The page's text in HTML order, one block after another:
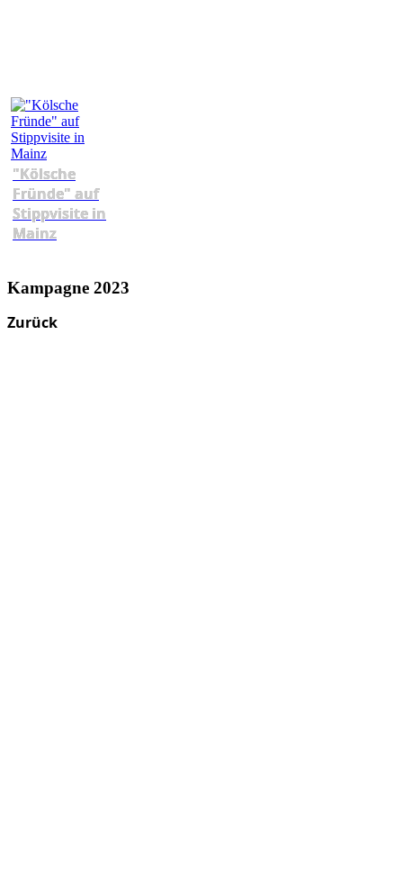
"Kölsche
Fründe" auf
Stippvisite in
Mainz
Kampagne 2023
Zurück